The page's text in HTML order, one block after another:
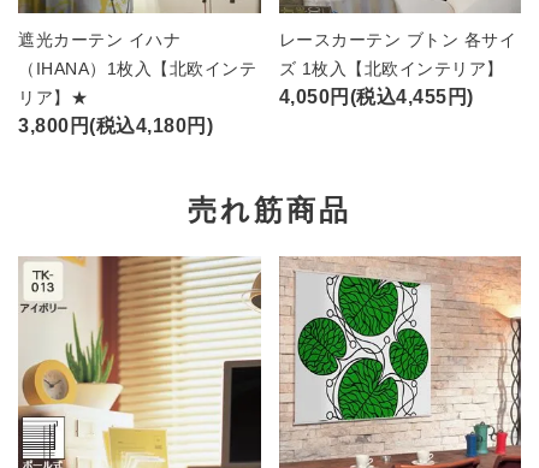
遮光カーテン イハナ
（IHANA）1枚入【北欧インテ
リア】★
3,800円(税込4,180円)
レースカーテン ブトン 各サイ
ズ 1枚入【北欧インテリア】
4,050円(税込4,455円)
売れ筋商品